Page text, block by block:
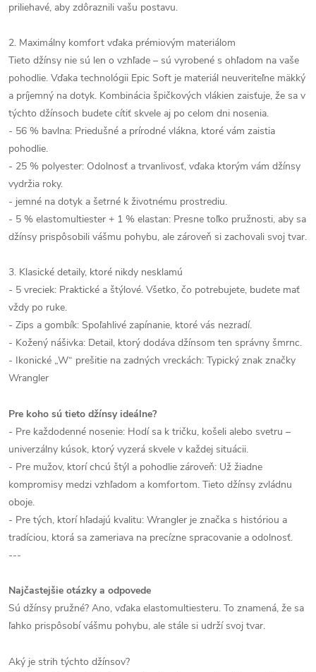
priliehavé, aby zdôraznili vašu postavu.
2. Maximálny komfort vďaka prémiovým materiálom
Tieto džínsy nie sú len o vzhľade – sú vyrobené s ohľadom na vaše
pohodlie. Vďaka technológii Epic Soft je materiál neuveriteľne mäkký
a príjemný na dotyk. Kombinácia špičkových vlákien zaisťuje, že sa v
týchto džínsoch budete cítiť skvele aj po celom dni nosenia.
- 56 % bavlna: Priedušné a prírodné vlákna, ktoré vám zaistia
pohodlie.
- 25 % polyester: Odolnosť a trvanlivosť, vďaka ktorým vám džínsy
vydržia roky.
- jemné na dotyk a šetrné k životnému prostrediu.
- 5 % elastomultiester + 1 % elastan: Presne toľko pružnosti, aby sa
džínsy prispôsobili vášmu pohybu, ale zároveň si zachovali svoj tvar.
3. Klasické detaily, ktoré nikdy nesklamú
- 5 vreciek: Praktické a štýlové. Všetko, čo potrebujete, budete mať
vždy po ruke.
- Zips a gombík: Spoľahlivé zapínanie, ktoré vás nezradí.
- Kožený nášivka: Detail, ktorý dodáva džínsom ten správny šmrnc.
- Ikonické „W“ prešitie na zadných vreckách: Typický znak značky
Wrangler
Pre koho sú tieto džínsy ideálne?
- Pre každodenné nosenie: Hodí sa k tričku, košeli alebo svetru –
univerzálny kúsok, ktorý vyzerá skvele v každej situácii.
- Pre mužov, ktorí chcú štýl a pohodlie zároveň: Už žiadne
kompromisy medzi vzhľadom a komfortom. Tieto džínsy zvládnu
oboje.
- Pre tých, ktorí hľadajú kvalitu: Wrangler je značka s históriou a
tradíciou, ktorá sa zameriava na precízne spracovanie a odolnosť.
---
Najčastejšie otázky a odpovede
Sú džínsy pružné? Ano, vďaka elastomultiesteru. To znamená, že sa
ľahko prispôsobí vášmu pohybu, ale stále si udrží svoj tvar.
Aký je strih týchto džínsov?